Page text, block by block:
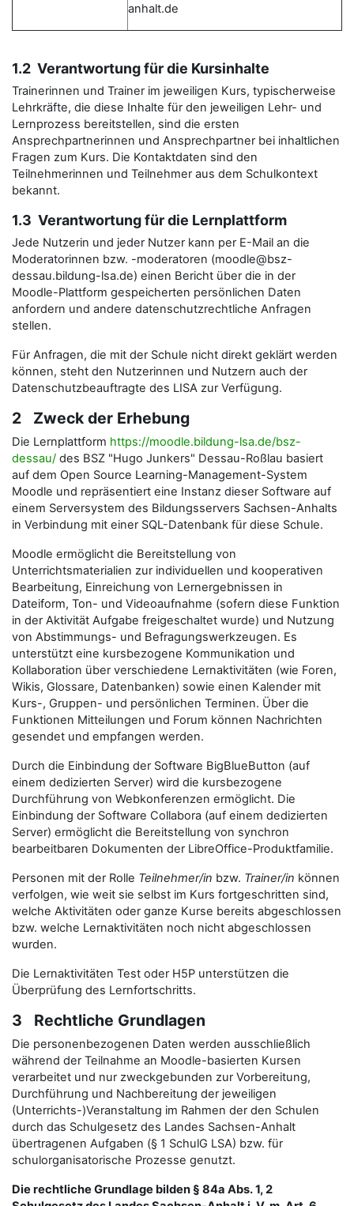
anhalt.de
1.2 Verantwortung für die Kursinhalte
Trainerinnen und Trainer im jeweiligen Kurs, typischerweise
Lehrkräfte, die diese Inhalte für den jeweiligen Lehr- und
Lernprozess bereitstellen, sind die ersten
Ansprechpartnerinnen und Ansprechpartner bei inhaltlichen
Fragen zum Kurs. Die Kontaktdaten sind den
Teilnehmerinnen und Teilnehmer aus dem Schulkontext
bekannt.
1.3 Verantwortung für die Lernplattform
Jede Nutzerin und jeder Nutzer kann per E-Mail an die
Moderatorinnen bzw. -moderatoren (moodle@bsz-
dessau.bildung-lsa.de) einen Bericht über die in der
Moodle-Plattform gespeicherten persönlichen Daten
anfordern und andere datenschutzrechtliche Anfragen
stellen.
Für Anfragen, die mit der Schule nicht direkt geklärt werden
können, steht den Nutzerinnen und Nutzern auch der
Datenschutzbeauftragte des LISA zur Verfügung.
2 Zweck der Erhebung
Die Lernplattform https://moodle.bildung-lsa.de/bsz-
dessau/ des BSZ "Hugo Junkers" Dessau-Roßlau basiert
auf dem Open Source Learning-Management-System
Moodle und repräsentiert eine Instanz dieser Software auf
einem Serversystem des Bildungsservers Sachsen-Anhalts
in Verbindung mit einer SQL-Datenbank für diese Schule.
Moodle ermöglicht die Bereitstellung von
Unterrichtsmaterialien zur individuellen und kooperativen
Bearbeitung, Einreichung von Lernergebnissen in
Dateiform, Ton- und Videoaufnahme (sofern diese Funktion
in der Aktivität Aufgabe freigeschaltet wurde) und Nutzung
von Abstimmungs- und Befragungswerkzeugen. Es
unterstützt eine kursbezogene Kommunikation und
Kollaboration über verschiedene Lernaktivitäten (wie Foren,
Wikis, Glossare, Datenbanken) sowie einen Kalender mit
Kurs-, Gruppen- und persönlichen Terminen. Über die
Funktionen Mitteilungen und Forum können Nachrichten
gesendet und empfangen werden.
Durch die Einbindung der Software BigBlueButton (auf
einem dedizierten Server) wird die kursbezogene
Durchführung von Webkonferenzen ermöglicht. Die
Einbindung der Software Collabora (auf einem dedizierten
Server) ermöglicht die Bereitstellung von synchron
bearbeitbaren Dokumenten der LibreOffice-Produktfamilie.
Personen mit der Rolle Teilnehmer/in bzw. Trainer/in können
verfolgen, wie weit sie selbst im Kurs fortgeschritten sind,
welche Aktivitäten oder ganze Kurse bereits abgeschlossen
bzw. welche Lernaktivitäten noch nicht abgeschlossen
wurden.
Die Lernaktivitäten Test oder H5P unterstützen die
Überprüfung des Lernfortschritts.
3 Rechtliche Grundlagen
Die personenbezogenen Daten werden ausschließlich
während der Teilnahme an Moodle-basierten Kursen
verarbeitet und nur zweckgebunden zur Vorbereitung,
Durchführung und Nachbereitung der jeweiligen
(Unterrichts-)Veranstaltung im Rahmen der den Schulen
durch das Schulgesetz des Landes Sachsen-Anhalt
übertragenen Aufgaben (§ 1 SchulG LSA) bzw. für
schulorganisatorische Prozesse genutzt.
Die rechtliche Grundlage bilden § 84a Abs. 1, 2